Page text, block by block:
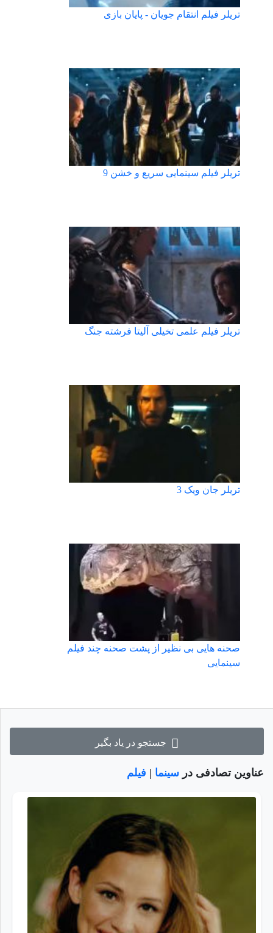
جستجو در یاد بگیر
عناوین تصادفی در سینما | فیلم
تریلر فیلم انتقام جویان - پایان بازی
تریلر فیلم سینمایی سریع و خشن 9
تریلر فیلم علمی تخیلی آلیتا فرشته جنگ
تریلر جان ویک 3
صحنه هایی بی نظیر از پشت صحنه چند فیلم
سینمایی